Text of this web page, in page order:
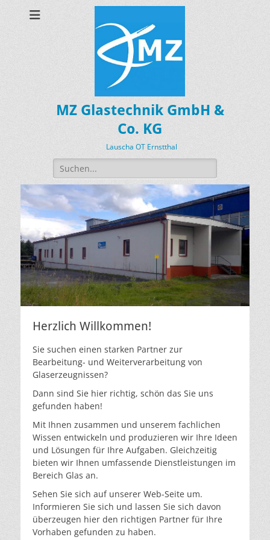
MZ Glastechnik GmbH &
Co. KG
Lauscha OT Ernstthal
Suchen
nach:
Herzlich Willkommen!
Sie suchen einen starken Partner zur
Bearbeitung- und Weiterverarbeitung von
Glaserzeugnissen?
Dann sind Sie hier richtig, schön das Sie uns
gefunden haben!
Mit Ihnen zusammen und unserem fachlichen
Wissen entwickeln und produzieren wir Ihre Ideen
und Lösungen für Ihre Aufgaben. Gleichzeitig
bieten wir Ihnen umfassende Dienstleistungen im
Bereich Glas an.
Sehen Sie sich auf unserer Web-Seite um.
Informieren Sie sich und lassen Sie sich davon
überzeugen hier den richtigen Partner für Ihre
Vorhaben gefunden zu haben.